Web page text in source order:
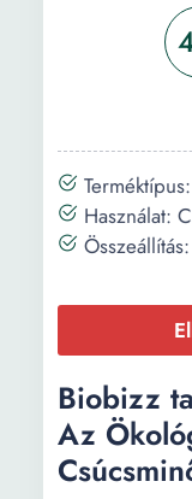
Használat:
Biobizz
Az